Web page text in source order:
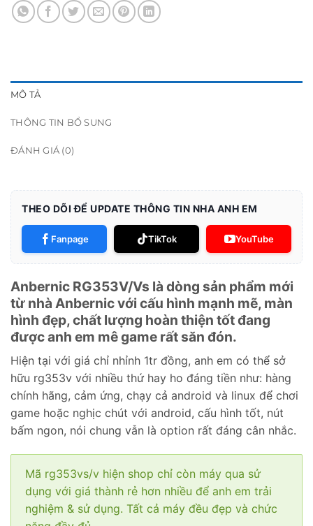
MÔ TẢ
THÔNG TIN BỔ SUNG
ĐÁNH GIÁ (0)
THEO DÕI ĐỂ UPDATE THÔNG TIN NHA ANH EM
Fanpage TikTok YouTube
Anbernic RG353V/Vs là dòng sản phẩm mới
từ nhà Anbernic với cấu hình mạnh mẽ, màn
hình đẹp, chất lượng hoàn thiện tốt đang
được anh em mê game rất săn đón.
Hiện tại với giá chỉ nhỉnh 1tr đồng, anh em có thể sở
hữu rg353v với nhiều thứ hay ho đáng tiền như: hàng
chính hãng, cảm ứng, chạy cả android và linux để chơi
game hoặc nghịc chút với android, cấu hình tốt, nút
bấm ngon, nói chung vẫn là option rất đáng cân nhắc.
Mã rg353vs/v hiện shop chỉ còn máy qua sử
dụng với giá thành rẻ hơn nhiều để anh em trải
nghiệm & sử dụng. Tất cả máy đều đẹp và chức